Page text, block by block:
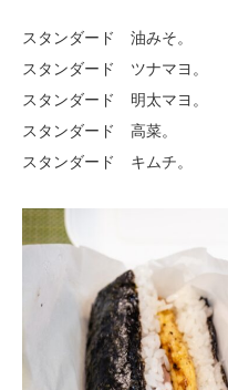
スタンダード 油みそ。
スタンダード ツナマヨ。
スタンダード 明太マヨ。
スタンダード 高菜。
スタンダード キムチ。